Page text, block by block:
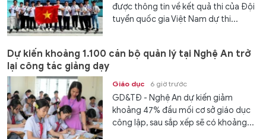
được thông tin về kết quả thi của Đội
tuyển quốc gia Việt Nam dự thi...
Dự kiến khoảng 1.100 cán bộ quản lý tại Nghệ An trở
lại công tác giảng dạy
Giáo dục 6 giờ trước
GD&TĐ - Nghệ An dự kiến giảm
khoảng 47% đầu mối cơ sở giáo dục
công lập, sau sắp xếp sẽ có khoảng...